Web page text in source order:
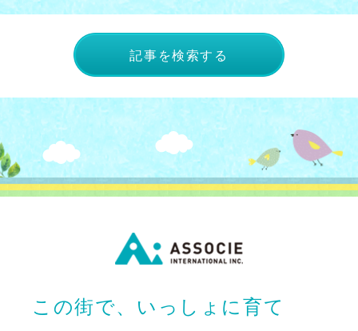
記事を検索する
この街で、いっしょに育て